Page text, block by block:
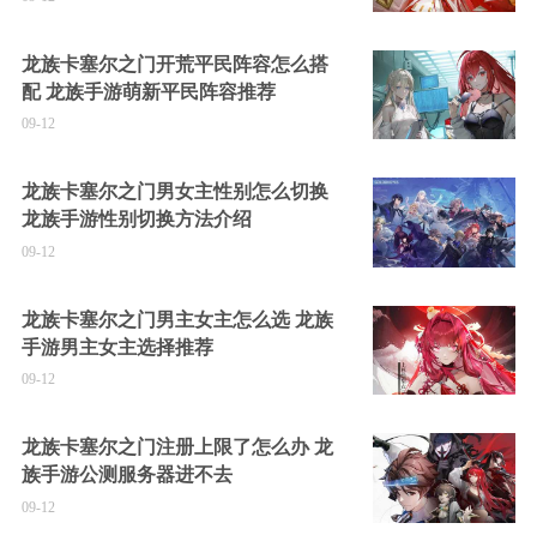
龙族卡塞尔之门开荒平民阵容怎么搭
配 龙族手游萌新平民阵容推荐
09-12
龙族卡塞尔之门男女主性别怎么切换
龙族手游性别切换方法介绍
09-12
龙族卡塞尔之门男主女主怎么选 龙族
手游男主女主选择推荐
09-12
龙族卡塞尔之门注册上限了怎么办 龙
族手游公测服务器进不去
09-12